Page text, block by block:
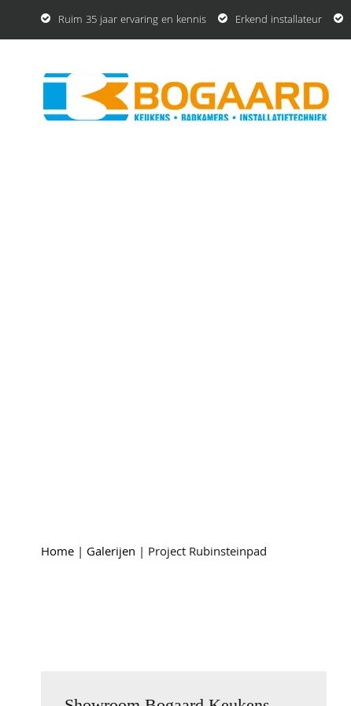
Ruim 35 jaar ervaring en kennis Erkend installateur
Home | Galerijen | Project Rubinsteinpad